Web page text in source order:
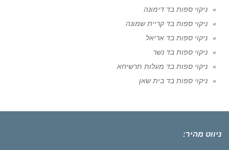
ניקוי ספות בד דימונה
ניקוי ספות בד קריית שמונה
ניקוי ספות בד אריאל
ניקוי ספות בד נשר
ניקוי ספות בד מעלות תרשיחא
ניקוי ספות בד בית שאן
ניווט מהיר: